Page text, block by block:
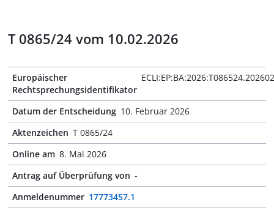
T 0865/24 vom 10.02.2026
Europäischer
Rechtsprechungsidentifikator
Datum der Entscheidung 10. Februar 2026
Aktenzeichen T 0865/24
Online am 8. Mai 2026
Antrag auf Überprüfung von -
Anmeldenummer 17773457.1